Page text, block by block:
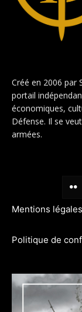
Créé en 2006 par
portail
économiques,
Défense. Il se
armées.
Mentions légales
Politique de